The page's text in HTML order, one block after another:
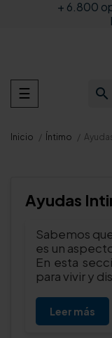
+ 6.800
search
Navegación
de
☰
Inicio Íntimo
Ayudas
Sabemos
es un
En esta
para vivir y
Leer más